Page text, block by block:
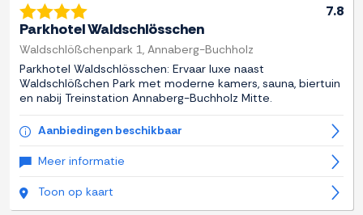
7.8
Parkhotel Waldschlösschen
Waldschlößchenpark 1, Annaberg-Buchholz
Parkhotel Waldschlösschen: Ervaar luxe naast
Waldschlößchen Park met moderne kamers, sauna, biertuin
en nabij Treinstation Annaberg-Buchholz Mitte.
Aanbiedingen beschikbaar
Meer informatie
Toon op kaart